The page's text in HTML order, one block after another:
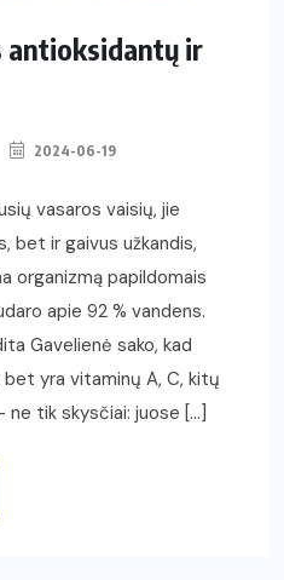
antioksidantų ir
2024-06-19
vasaros vaisių, jie
bet ir gaivus užkandis,
organizmą papildomais
apie 92 % vandens.
Gavelienė sako, kad
yra vitaminų A, C, kitų
tik skysčiai: juose […]